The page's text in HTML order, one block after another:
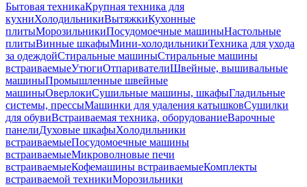
Бытовая техникаКрупная техника для
кухниХолодильникиВытяжкиКухонные
плитыМорозильникиПосудомоечные машиныНастольные
плитыВинные шкафыМини-холодильникиТехника для ухода
за одеждойСтиральные машиныСтиральные машины
встраиваемыеУтюгиОтпаривателиШвейные, вышивальные
машиныПромышленные швейные
машиныОверлокиСушильные машины, шкафыГладильные
системы, прессыМашинки для удаления катышковСушилки
для обувиВстраиваемая техника, оборудованиеВарочные
панелиДуховые шкафыХолодильники
встраиваемыеПосудомоечные машины
встраиваемыеМикроволновые печи
встраиваемыеКофемашины встраиваемыеКомплекты
встраиваемой техникиМорозильники